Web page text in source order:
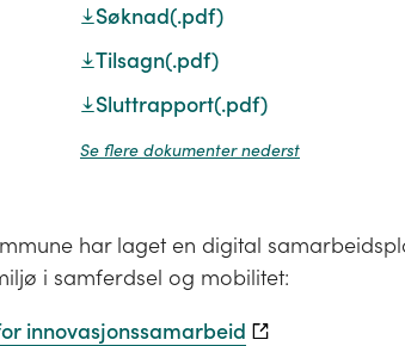
Søknad(.pdf)
Tilsagn(.pdf)
Sluttrapport(.pdf)
Se flere dokumenter nederst
har laget en digital
i samferdsel og mobilitet:
innovasjonssamarbeid